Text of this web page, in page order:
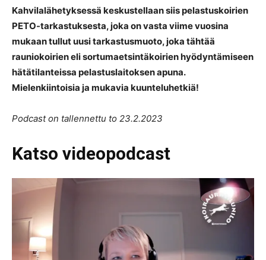
Kahvilalähetyksessä keskustellaan siis pelastuskoirien
PETO-tarkastuksesta, joka on vasta viime vuosina
mukaan tullut uusi tarkastusmuoto, joka tähtää
rauniokoirien eli sortumaetsintäkoirien hyödyntämiseen
hätätilanteissa pelastuslaitoksen apuna.
Mielenkiintoisia ja mukavia kuunteluhetkiä!
Podcast on tallennettu to 23.2.2023
Katso videopodcast